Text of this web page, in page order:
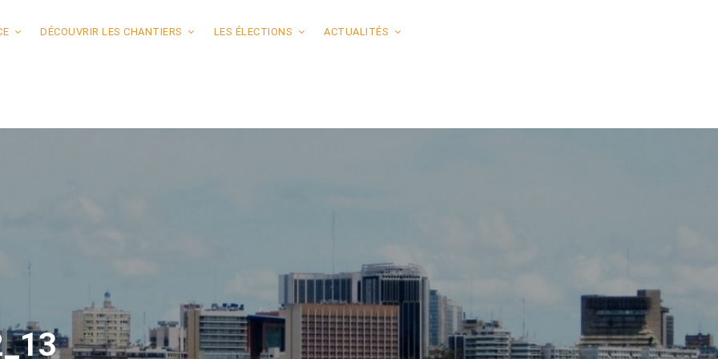
DÉCOUVRIR LES CHANTIERS LES ÉLECTIONS ACTUALITÉS